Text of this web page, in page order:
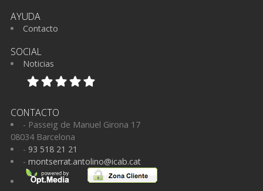
AYUDA
Contacto
SOCIAL
Noticias
CONTACTO
- Passeig de Manuel Girona 17
08034 Barcelona
- 93 518 21 21
- montserrat.antolino@icab.cat